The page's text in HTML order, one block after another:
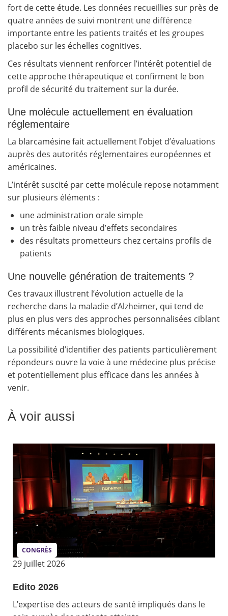
fort de cette étude. Les données recueillies sur près de
quatre années de suivi montrent une différence
importante entre les patients traités et les groupes
placebo sur les échelles cognitives.
Ces résultats viennent renforcer l’intérêt potentiel de
cette approche thérapeutique et confirment le bon
profil de sécurité du traitement sur la durée.
Une molécule actuellement en évaluation
réglementaire
La blarcamésine fait actuellement l’objet d’évaluations
auprès des autorités réglementaires européennes et
américaines.
L’intérêt suscité par cette molécule repose notamment
sur plusieurs éléments :
une administration orale simple
un très faible niveau d’effets secondaires
des résultats prometteurs chez certains profils de
patients
Une nouvelle génération de traitements ?
Ces travaux illustrent l’évolution actuelle de la
recherche dans la maladie d’Alzheimer, qui tend de
plus en plus vers des approches personnalisées ciblant
différents mécanismes biologiques.
La possibilité d’identifier des patients particulièrement
répondeurs ouvre la voie à une médecine plus précise
et potentiellement plus efficace dans les années à
venir.
À voir aussi
CONGRÈS
29 juillet 2026
Edito 2026
L’expertise des acteurs de santé impliqués dans le